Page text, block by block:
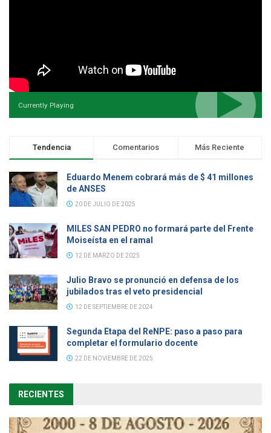
Currently Playing
Tendencia Comentarios Más Reciente
Eduardo Menem cobrará más de $ 41 millones
de ANSES
20 DE JULIO DE 2025
MILES SAN PEDRO no formará parte del Frente
Moiseísta en el ramal
12 DE MARZO DE 2025
Julio Bravo se pronunció en defensa de los
jubilados tras el veto presidencial
12 DE SEPTIEMBRE DE 2024
Segunda Etapa del ReNPE: paso a paso para
completar el formulario docente
22 DE NOVIEMBRE DE 2025
RECIENTES